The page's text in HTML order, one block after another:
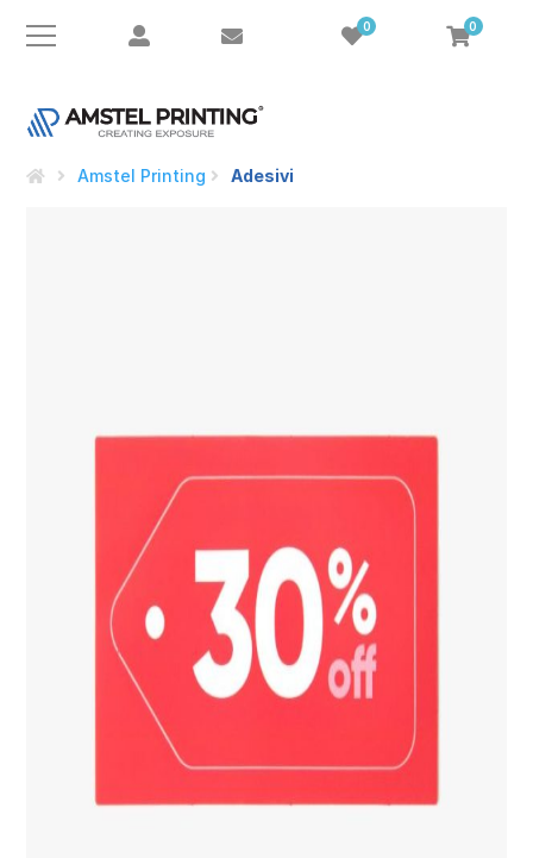
0 0
Amstel Printing Adesivi